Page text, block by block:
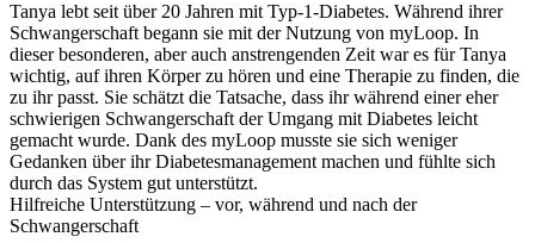
Tanya lebt seit über 20 Jahren mit Typ-1-Diabetes. Während ihrer
Schwangerschaft begann sie mit der Nutzung von myLoop. In
dieser besonderen, aber auch anstrengenden Zeit war es für Tanya
wichtig, auf ihren Körper zu hören und eine Therapie zu finden, die
zu ihr passt. Sie schätzt die Tatsache, dass ihr während einer eher
schwierigen Schwangerschaft der Umgang mit Diabetes leicht
gemacht wurde. Dank des myLoop musste sie sich weniger
Gedanken über ihr Diabetesmanagement machen und fühlte sich
durch das System gut unterstützt.
Hilfreiche Unterstützung – vor, während und nach der
Schwangerschaft